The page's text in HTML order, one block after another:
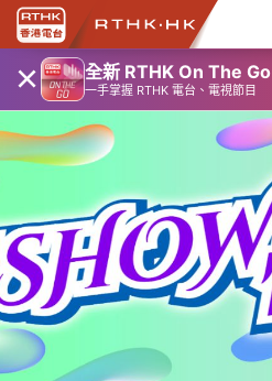
× 全新 RTHK On The Go
一手掌握 RTHK 電台、電視節目